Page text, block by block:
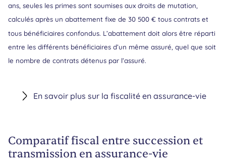
ans, seules les primes sont soumises aux droits de mutation,
calculés après un abattement fixe de 30 500 € tous contrats et
tous bénéficiaires confondus. L’abattement doit alors être réparti
entre les différents bénéficiaires d’un même assuré, quel que soit
le nombre de contrats détenus par l’assuré.
En savoir plus sur la fiscalité en assurance-vie
Comparatif fiscal entre succession et
transmission en assurance-vie